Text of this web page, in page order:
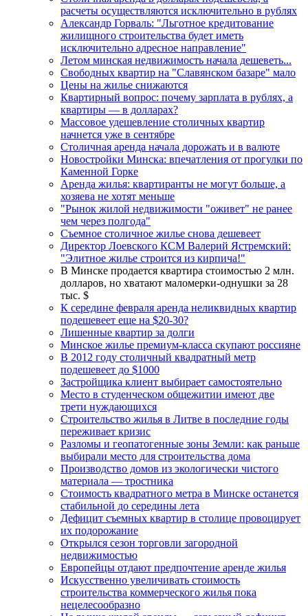
расчеты осуществляются исключительно в рублях
Александр Горваль: "Льготное кредитование
жилищного строительства будет иметь
исключительно адресное направление"
Летом минская недвижимость начала дешеветь...
Свободных квартир на "Славянском базаре" мало
Цены на жилье снижаются
Квартирный вопрос: почему зарплата в рублях, а
квартиры — в долларах?
Массовое удешевление столичных квартир
начнется уже в сентябре
Столичная аренда начала дорожать и в валюте
Новостройки Минска: впечатления от прогулки по
Каменной Горке
Аренда жилья: квартиранты не могут больше, а
хозяева не хотят меньше
"Рынок жилой недвижимости "оживет" не ранее
чем через полгода"
Съемное столичное жилье снова дешевеет
Директор Лоевского КСМ Валерий Ястремский:
"Элитное жилье строится из кирпича!"
В Минске продается квартира стоимостью 2 млн.
долларов, но хватают маломерки-однушки за 28
тыс. $
К середине февраля аренда неликвидных квартир
подешевеет еще на $20-30?
Лишенные квартир за долги
Минское жилье премиум-класса скупают россияне
В 2012 году столичный квадратный метр
подешевеет до $1000
Застройщика клиент выбирает самостоятельно
Место в студенческом общежитии имеют две
трети нуждающихся
Строительство жилья в Литве в последние годы
переживает кризис
Разломы и геопатогенные зоны Земли: как раньше
выбирали место для строительства дома
Производство домов из экологически чистого
материала — тростника
Стоимость квадратного метра в Минске останется
стабильной до середины лета
Дефицит съемных квартир в столице провоцирует
их подорожание
Открылся сезон торговли загородной
недвижимостью
Европейцы отдают предпочтение аренде жилья
Искусственно увеличивать стоимость
строительства коммерческого жилья пока
нецелесообразно